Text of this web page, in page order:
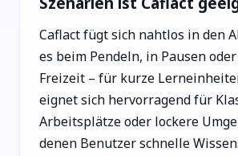
Caflact fügt sich nahtlos in den
es beim Pendeln, in Pausen
Freizeit – für kurze
eignet sich hervorragend für
Arbeitsplätze oder lockere
denen Benutzer schnelle